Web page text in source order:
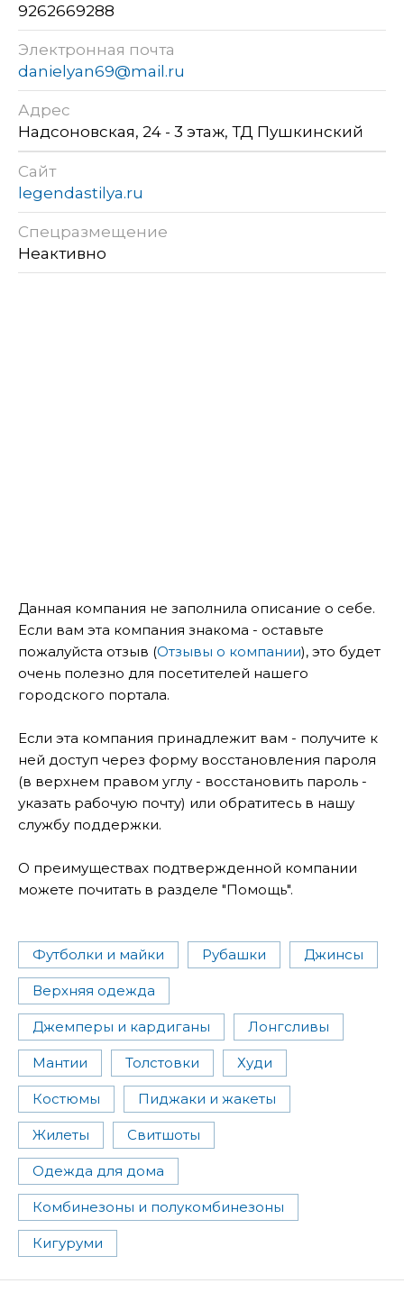
9262669288
Электронная почта
danielyan69@mail.ru
Адрес
Надсоновская, 24 - 3 этаж, ТД Пушкинский
Сайт
legendastilya.ru
Спецразмещение
Неактивно
Данная компания не заполнила описание о себе.
Если вам эта компания знакома - оставьте
пожалуйста отзыв (Отзывы о компании), это будет
очень полезно для посетителей нашего
городского портала.
Если эта компания принадлежит вам - получите к
ней доступ через форму восстановления пароля
(в верхнем правом углу - восстановить пароль -
указать рабочую почту) или обратитесь в нашу
службу поддержки.
О преимуществах подтвержденной компании
можете почитать в разделе "Помощь".
Футболки и майки Рубашки Джинсы
Верхняя одежда
Джемперы и кардиганы Лонгсливы
Мантии Толстовки Худи
Костюмы Пиджаки и жакеты
Жилеты Свитшоты
Одежда для дома
Комбинезоны и полукомбинезоны
Кигуруми